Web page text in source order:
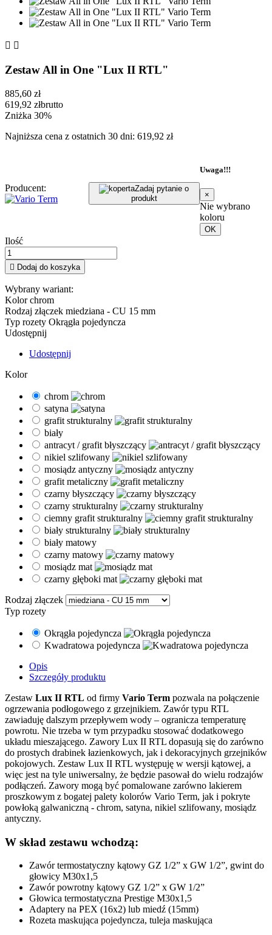
 
Zestaw All in One "Lux II RTL"
885,60 zł
619,92 złbrutto
Zniżka 30%
Najniższa cena z ostatnich 30 dni: 619,92 zł
Producent:
Zadaj pytanie o
produkt
Uwaga!!!
×
Nie wybrano
koloru
OK
Ilość
 Dodaj do koszyka
Wybrany wariant:
Kolor chrom
Rodzaj złączek miedziana - CU 15 mm
Typ rozety Okrągła pojedyncza
Udostępnij
Udostępnij
Kolor
chrom
satyna
grafit strukturalny
biały
antracyt / grafit błyszczący
nikiel szlifowany
mosiądz antyczny
grafit metaliczny
czarny błyszczący
czarny strukturalny
ciemny grafit strukturalny
biały strukturalny
biały matowy
czarny matowy
mosiądz mat
czarny głęboki mat
Rodzaj złączek
Typ rozety
Okrągła pojedyncza
Kwadratowa pojedyncza
Opis
Szczegóły produktu
Zestaw Lux II RTL od firmy Vario Term pozwala na połączenie
ogrzewania podłogowego z grzejnikiem. Zawór typu RTL
zawiaduję dalszym przepływem wody – ogranicza temperaturę
powrotu. Nie trzeba w tym przypadku stosować dodatkowego
układu mieszającego. Zawory Lux II RTL dopasują się do zarówno
do prostych drabinek łazienkowych, jak i dekoracyjnych grzejników
pokojowych. Zestaw Lux II RTL występuję w wersji kątowej, a
więc jest na tyle uniwersalny, że będzie pasował do wielu rodzajów
podłączeń. Zawory mogą być pomalowane zarówno lakierem
proszkowym z bogatej palety kolorów Vario Term, jak i pokryte
powłoką galwaniczną - chrom, satyna, nikiel szlifowany, mosiądz
antyczny.
W skład zestawu wchodzą:
Zawór termostatyczny kątowy GZ 1/2” x GW 1/2”, gwint do
głowicy M30x1,5
Zawór powrotny kątowy GZ 1/2” x GW 1/2”
Głowica termostatyczna Prestige M30x1,5
Adaptery na PEX (16x2) lub miedź (15mm)
Rozeta maskująca pojedyncza, tuleja maskująca